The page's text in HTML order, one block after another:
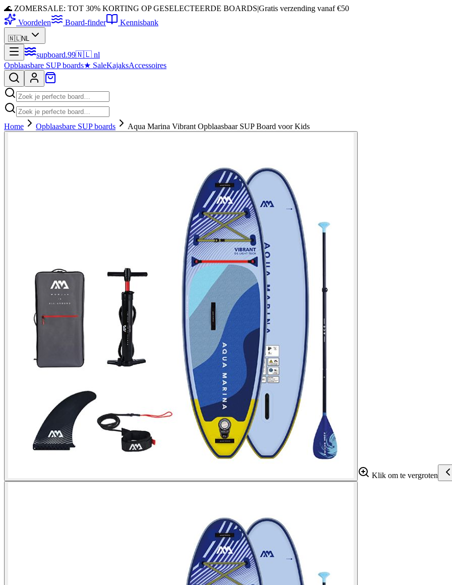
🌊 ZOMERSALE: TOT 30% KORTING OP GESELECTEERDE BOARDS|Gratis verzending vanaf €50
Voordelen
Board-finder Kennisbank
🇳🇱NL
supboard.99🇳🇱 nl
Opblaasbare SUP boards★ SaleKajaksAccessoires
Home Opblaasbare SUP boards Aqua Marina Vibrant Opblaasbaar SUP Board voor Kids
Klik om te vergroten